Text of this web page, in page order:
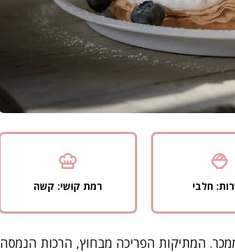
חלבי רמת קושי: קשה
המתיקות הפריכה מבחוץ, הרכות הנמסה